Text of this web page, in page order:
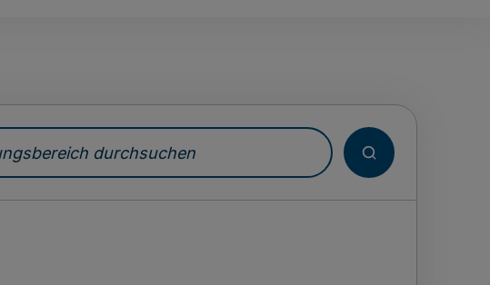
durchsuchen